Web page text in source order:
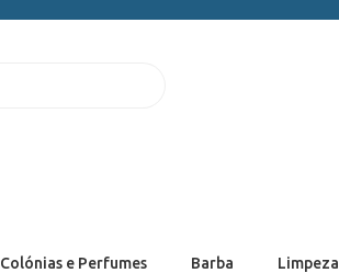
Colónias e Perfumes Barba Limpeza